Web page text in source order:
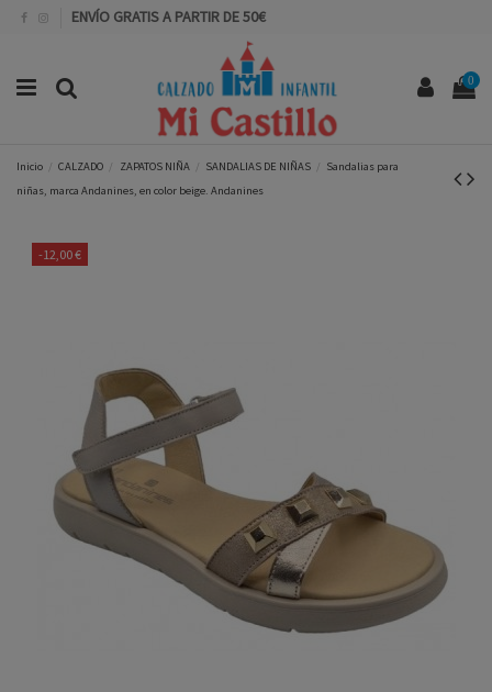
ENVÍO GRATIS A PARTIR DE 50€
0
Inicio CALZADO ZAPATOS NIÑA SANDALIAS DE NIÑAS
Sandalias para
niñas, marca Andanines, en color beige. Andanines
-12,00 €